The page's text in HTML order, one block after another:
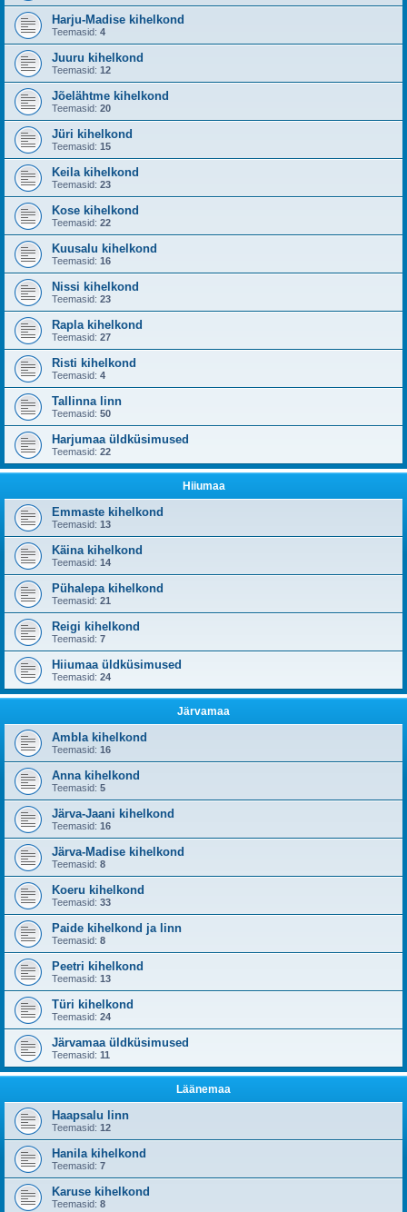
Harju-Madise kihelkond
Teemasid: 4
Juuru kihelkond
Teemasid: 12
Jõelähtme kihelkond
Teemasid: 20
Jüri kihelkond
Teemasid: 15
Keila kihelkond
Teemasid: 23
Kose kihelkond
Teemasid: 22
Kuusalu kihelkond
Teemasid: 16
Nissi kihelkond
Teemasid: 23
Rapla kihelkond
Teemasid: 27
Risti kihelkond
Teemasid: 4
Tallinna linn
Teemasid: 50
Harjumaa üldküsimused
Teemasid: 22
Hiiumaa
Emmaste kihelkond
Teemasid: 13
Käina kihelkond
Teemasid: 14
Pühalepa kihelkond
Teemasid: 21
Reigi kihelkond
Teemasid: 7
Hiiumaa üldküsimused
Teemasid: 24
Järvamaa
Ambla kihelkond
Teemasid: 16
Anna kihelkond
Teemasid: 5
Järva-Jaani kihelkond
Teemasid: 16
Järva-Madise kihelkond
Teemasid: 8
Koeru kihelkond
Teemasid: 33
Paide kihelkond ja linn
Teemasid: 8
Peetri kihelkond
Teemasid: 13
Türi kihelkond
Teemasid: 24
Järvamaa üldküsimused
Teemasid: 11
Läänemaa
Haapsalu linn
Teemasid: 12
Hanila kihelkond
Teemasid: 7
Karuse kihelkond
Teemasid: 8